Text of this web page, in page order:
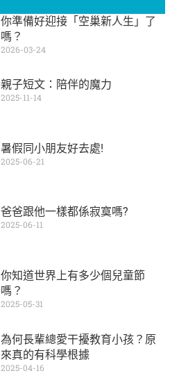
你準備好迎接「空巢新人生」了
嗎？
2026-03-24
親子短文：陪伴的魔力
2025-11-14
暑假同小朋友好去處!
2025-06-21
爸爸跟他一樣都係寂寞嗎?
2025-06-11
你知道世界上有多少個兒童節
嗎？
2025-05-31
為何長輩總愛干擾教育小孩？原
來真的有科學根據
2025-04-16